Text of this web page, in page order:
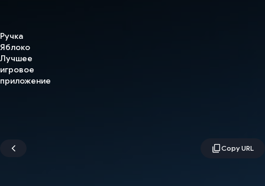
Ручка
Яблоко
Лучшее
игровое
приложение